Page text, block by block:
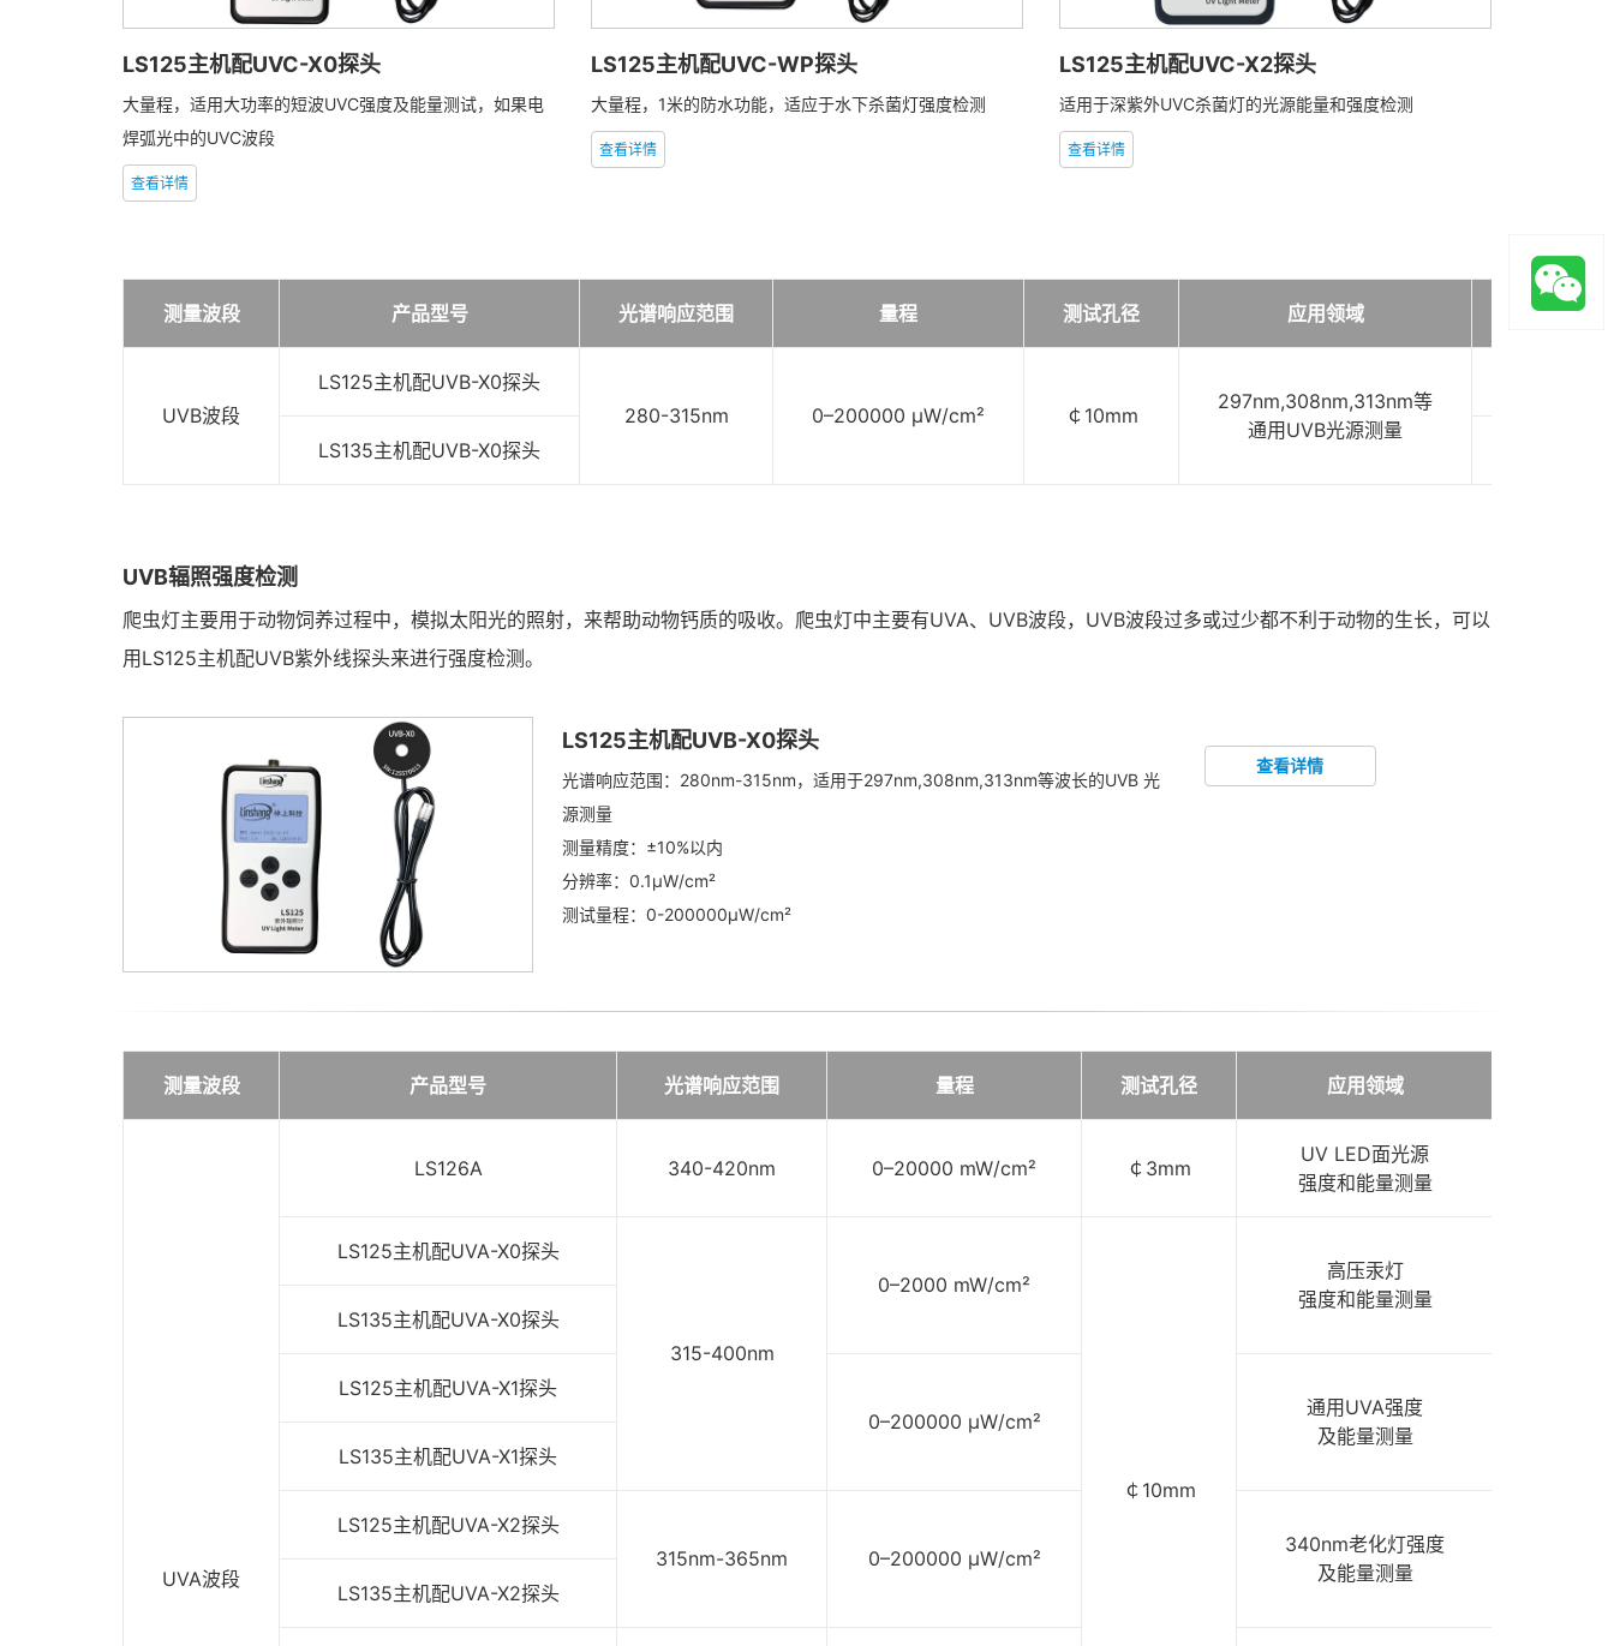
LS125主机配UVC-X0探头
大量程，适用大功率的短波UVC强度及能量测试，如果电
焊弧光中的UVC波段
查看详情
LS125主机配UVC-WP探头
大量程，1米的防水功能，适应于水下杀菌灯强度检测
查看详情
LS125主机配UVC-X2探头
适用于深紫外UVC杀菌灯的光源能量和强度检测
查看详情
测量波段 产品型号 光谱响应范围 量程 测试孔径 应用领域 价格
UVB波段
LS125主机配UVB-X0探头
280-315nm
0–200000 μW/cm² ￠10mm
297nm,308nm,313nm等
通用UVB光源测量
LS135主机配UVB-X0探头
UVB辐照强度检测
爬虫灯主要用于动物饲养过程中，模拟太阳光的照射，来帮助动物钙质的吸收。爬虫灯中主要有UVA、UVB波段，UVB波段过多或过少都不利于动物的生长，可以
用LS125主机配UVB紫外线探头来进行强度检测。
LS125主机配UVB-X0探头
光谱响应范围：280nm-315nm，适用于297nm,308nm,313nm等波长的UVB 光
源测量
测量精度：±10%以内
分辨率：0.1μW/cm²
测试量程：0-200000μW/cm²
查看详情
测量波段 产品型号 光谱响应范围 量程 测试孔径 应用领域
UVA波段
LS126A 340-420nm 0–20000 mW/cm² ￠3mm
UV LED面光源
强度和能量测量
LS125主机配UVA-X0探头
315-400nm
0–2000 mW/cm²
￠10mm
高压汞灯
强度和能量测量
LS135主机配UVA-X0探头
LS125主机配UVA-X1探头
0–200000 μW/cm²
通用UVA强度
及能量测量
LS135主机配UVA-X1探头
LS125主机配UVA-X2探头
315nm-365nm
0–200000 μW/cm²
340nm老化灯强度
及能量测量
LS135主机配UVA-X2探头